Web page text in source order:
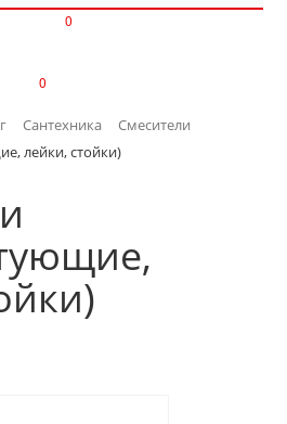
ИЗДЕЛИЯ
0
0
Сантехника
Смесители
лейки, стойки)